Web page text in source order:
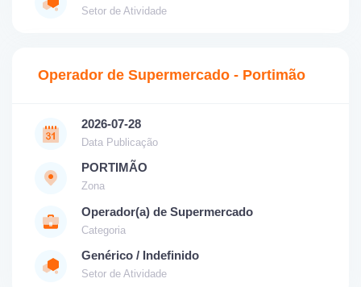
Setor de Atividade
Operador de Supermercado - Portimão
2026-07-28
Data Publicação
PORTIMÃO
Zona
Operador(a) de Supermercado
Categoria
Genérico / Indefinido
Setor de Atividade